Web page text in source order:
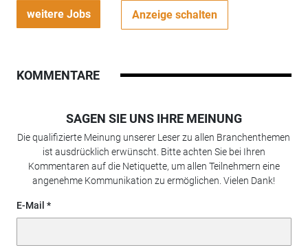
weitere Jobs Anzeige schalten
KOMMENTARE
SAGEN SIE UNS IHRE MEINUNG
Die qualifizierte Meinung unserer Leser zu allen Branchenthemen
ist ausdrücklich erwünscht. Bitte achten Sie bei Ihren
Kommentaren auf die Netiquette, um allen Teilnehmern eine
angenehme Kommunikation zu ermöglichen. Vielen Dank!
E-Mail